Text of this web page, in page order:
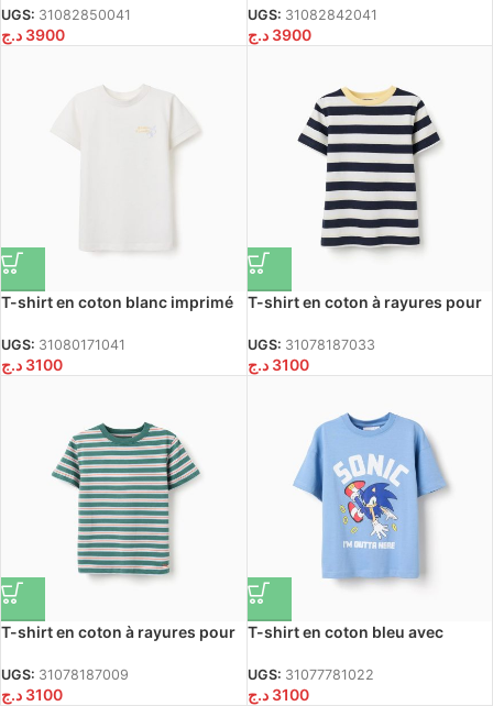
garçon, blanc
UGS: 31082850041
3900 د.ج
Zippy pour garçon, blanc
UGS: 31082842041
3900 د.ج
T-shirt en coton blanc imprimé
UGS: 31080171041
3100 د.ج
T-shirt en coton à rayures pour
UGS: 31078187033
3100 د.ج
T-shirt en coton à rayures pour
UGS: 31078187009
3100 د.ج
T-shirt en coton bleu avec
pour garçon
UGS: 31077781022
3100 د.ج